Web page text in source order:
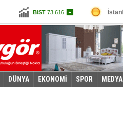
Dolar2,9365
Euro 3,3505
DÜNYA EKONOMİ SPOR MEDYA